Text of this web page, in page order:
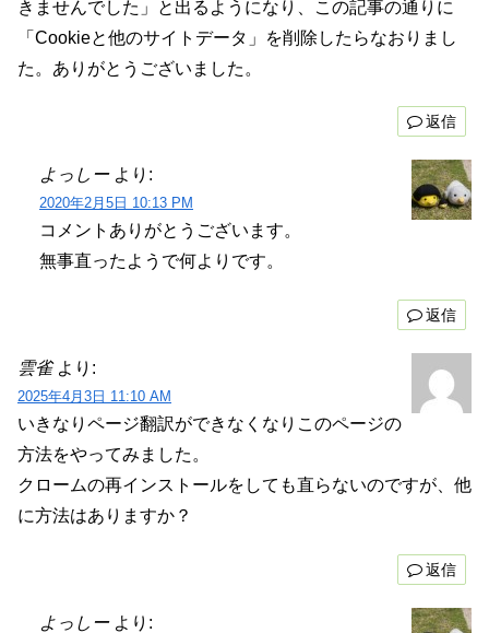
きませんでした」と出るようになり、この記事の通りに
「Cookieと他のサイトデータ」を削除したらなおりまし
た。ありがとうございました。
返信
よっしー より:
2020年2月5日 10:13 PM
コメントありがとうございます。
無事直ったようで何よりです。
返信
雲雀 より:
2025年4月3日 11:10 AM
いきなりページ翻訳ができなくなりこのページの
方法をやってみました。
クロームの再インストールをしても直らないのですが、他
に方法はありますか？
返信
よっしー より: